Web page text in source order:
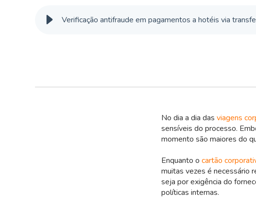
Verificação antifraude em pagamentos a hotéis via
No dia a dia das viagens
sensíveis do processo.
momento são maiores do
Enquanto o cartão
muitas vezes é necessário
seja por exigência do
políticas internas.